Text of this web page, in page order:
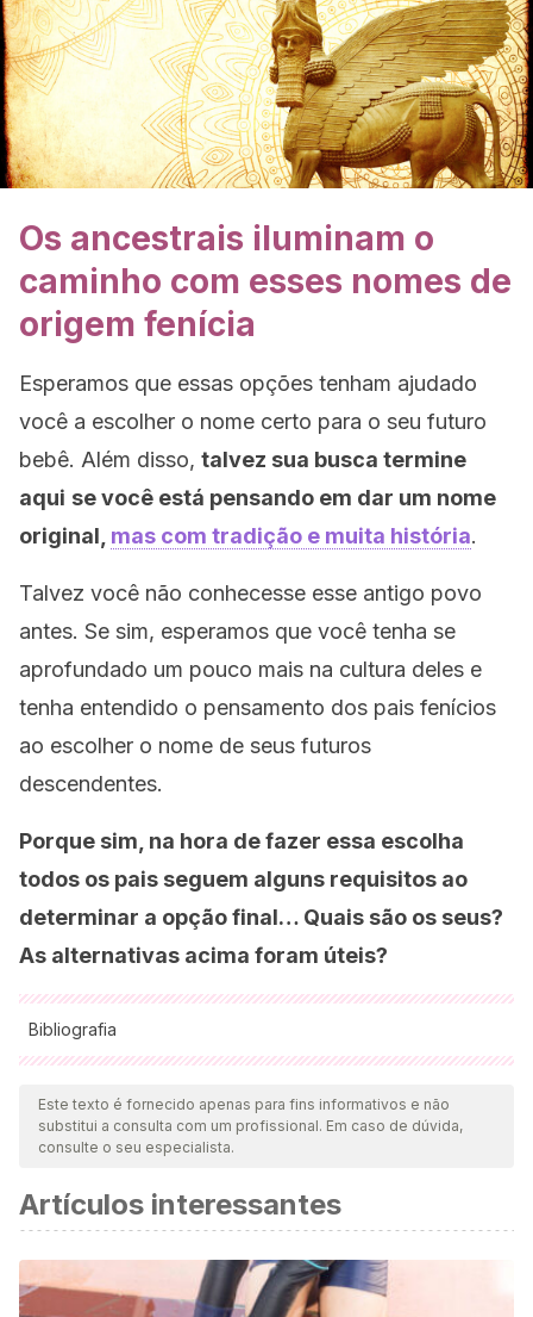
Os ancestrais iluminam o
caminho com esses nomes de
origem fenícia
Esperamos que essas opções tenham ajudado
você a escolher o nome certo para o seu futuro
bebê. Além disso, talvez sua busca termine
aqui se você está pensando em dar um nome
original, mas com tradição e muita história.
Talvez você não conhecesse esse antigo povo
antes. Se sim, esperamos que você tenha se
aprofundado um pouco mais na cultura deles e
tenha entendido o pensamento dos pais fenícios
ao escolher o nome de seus futuros
descendentes.
Porque sim, na hora de fazer essa escolha
todos os pais seguem alguns requisitos ao
determinar a opção final… Quais são os seus?
As alternativas acima foram úteis?
Bibliografia
Todas as fontes citadas foram minuciosamente revisadas por
nossa equipe para garantir sua qualidade, confiabilidade,
atualidade e validade. A bibliografia deste artigo foi
cientificamente.
Blázquez JM, Alvar J. Fenicios y Cartagineses en el
Mediterráneo. Ediciones Catedra S.A; 1999.
Cristóbal V. Dido y Eneas en la literatura española. Alazet
Este texto é fornecido apenas para fins informativos e não
substitui a consulta com um profissional. Em caso de dúvida,
consulte o seu especialista.
Artículos interessantes